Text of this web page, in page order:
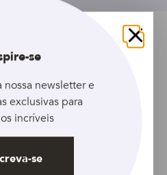
Artigo seguinte
Fechar
se
nossa newsletter e
exclusivas para
incríveis
se